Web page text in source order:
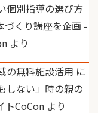
個別指導の選び方
づくり講座を企画 -
より
の無料施設活用 に
しない」時の親の
トCoCon より